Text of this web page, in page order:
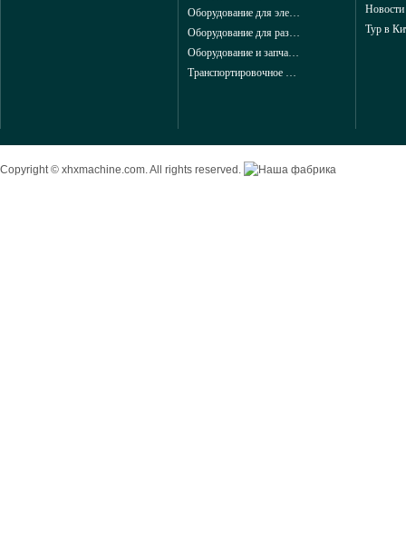
Оборудование для электроэнергетики из Китая
Оборудование для разведки и геологоразведки и запчасти в горной промышленности из китая
Оборудование и запчасти для добычи в горной промышленности из китая
Транспортировочное и конвейерные оборудование для горной промышленности из китая
Новости
Тур в
Copyright © xhxmachine.com. All rights reserved.